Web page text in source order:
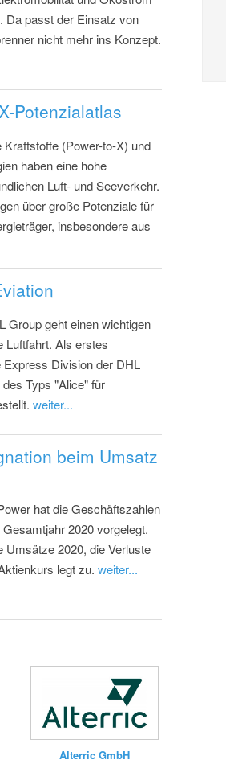
Da passt der Einsatz von
nicht mehr ins Konzept.
Potenzialatlas
(Power-to-X) und
haben eine hohe
Luft- und Seeverkehr.
über große Potenziale für
insbesondere aus
Group geht einen wichtigen
Luftfahrt. Als erstes
Express Division der DHL
Typs "Alice" für
weiter...
beim Umsatz
hat die Geschäftszahlen
2020 vorgelegt.
2020, die Verluste
legt zu. weiter...
Alterric GmbH